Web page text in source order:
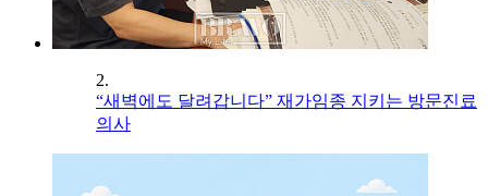
2.
“새벽에도 달려갑니다” 재가임종 지키는 방문진료
의사